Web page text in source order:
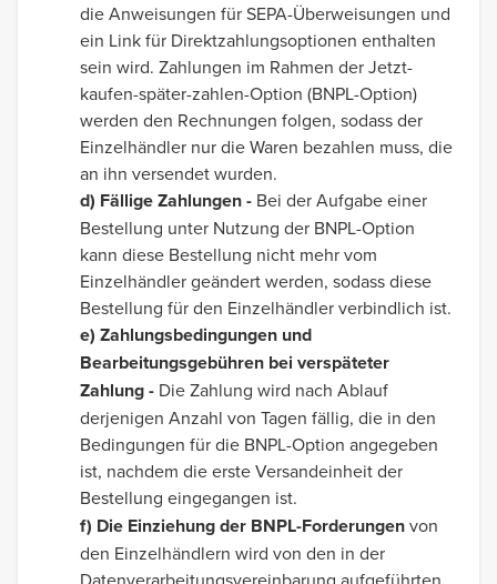
die Anweisungen für SEPA-Überweisungen und
ein Link für Direktzahlungsoptionen enthalten
sein wird. Zahlungen im Rahmen der Jetzt-
kaufen-später-zahlen-Option (BNPL-Option)
werden den Rechnungen folgen, sodass der
Einzelhändler nur die Waren bezahlen muss, die
an ihn versendet wurden.
d) Fällige Zahlungen - Bei der Aufgabe einer
Bestellung unter Nutzung der BNPL-Option
kann diese Bestellung nicht mehr vom
Einzelhändler geändert werden, sodass diese
Bestellung für den Einzelhändler verbindlich ist.
e) Zahlungsbedingungen und
Bearbeitungsgebühren bei verspäteter
Zahlung - Die Zahlung wird nach Ablauf
derjenigen Anzahl von Tagen fällig, die in den
Bedingungen für die BNPL-Option angegeben
ist, nachdem die erste Versandeinheit der
Bestellung eingegangen ist.
f) Die Einziehung der BNPL-Forderungenvon
den Einzelhändlern wird von den in der